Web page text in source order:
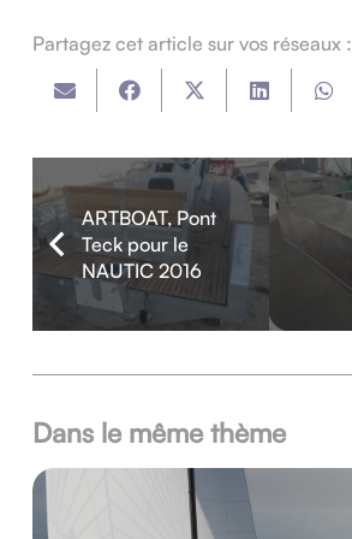
Partagez cet article sur vos réseaux :
ARTBOAT, Pont
Teck pour le
NAUTIC 2016
Dans le même thème